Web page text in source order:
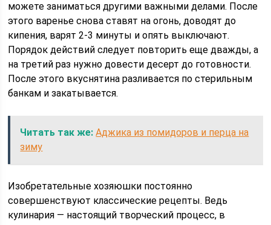
можете заниматься другими важными делами. После
этого варенье снова ставят на огонь, доводят до
кипения, варят 2-3 минуты и опять выключают.
Порядок действий следует повторить еще дважды, а
на третий раз нужно довести десерт до готовности.
После этого вкуснятина разливается по стерильным
банкам и закатывается.
Читать так же: Аджика из помидоров и перца на
зиму
Изобретательные хозяюшки постоянно
совершенствуют классические рецепты. Ведь
кулинария — настоящий творческий процесс, в